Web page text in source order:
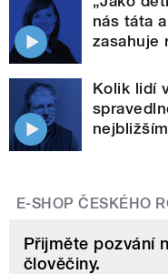
nás táta
zasahuje
Kolik lidí
E-SHOP ČESKÉHO
Přijměte pozvání
člověčiny.